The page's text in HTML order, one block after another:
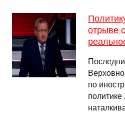
отрыве
по